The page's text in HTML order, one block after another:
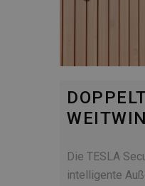
Die TESLA
intelligente